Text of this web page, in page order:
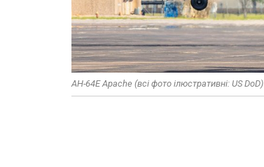
AH-64E Apache (всі фото ілюстративні: US DoD)